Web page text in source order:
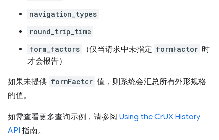
navigation_types
round_trip_time
form_factors
（仅当请求中未指定 formFactor 时
才会报告）
如果未提供 formFactor 值，则系统会汇总所有外形规格
的值。
如需查看更多查询示例，请参阅 Using the CrUX History
API 指南。